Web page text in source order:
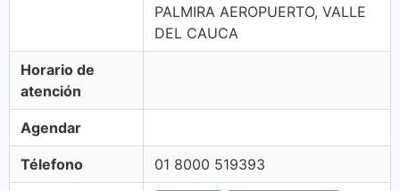
PALMIRA AEROPUERTO, VALLE
DEL CAUCA
Horario de
atención
Agendar
Télefono 01 8000 519393